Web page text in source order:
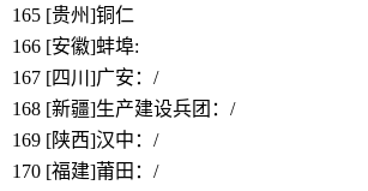
165 [贵州]铜仁
166 [安徽]蚌埠:
167 [四川]广安：/
168 [新疆]生产建设兵团：/
169 [陕西]汉中：/
170 [福建]莆田：/